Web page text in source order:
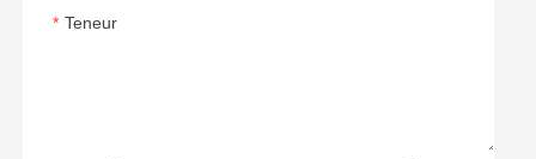
Teneur